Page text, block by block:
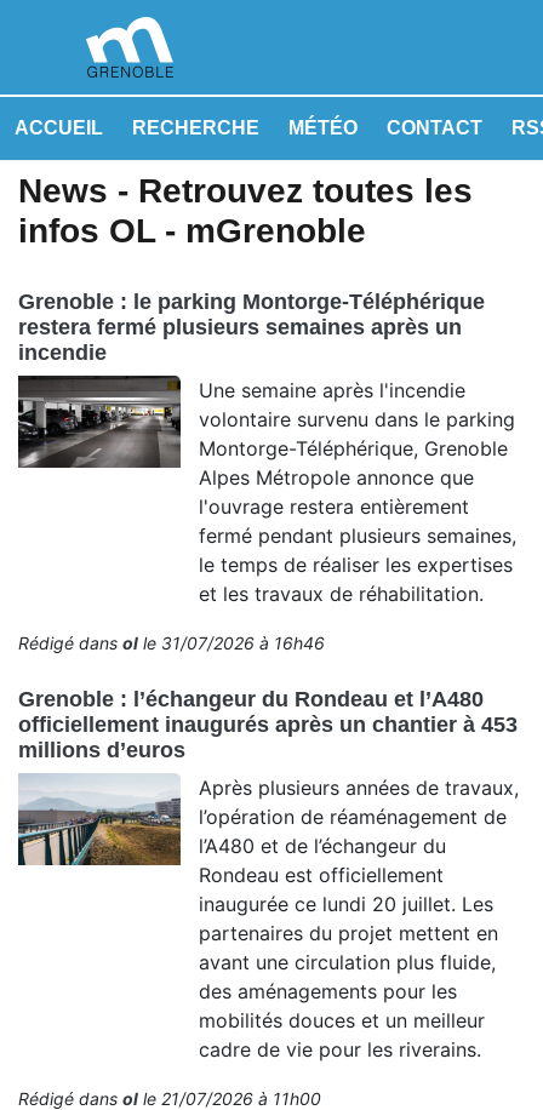
ACCUEIL RECHERCHE MÉTÉO CONTACT
News - Retrouvez toutes les
infos OL - mGrenoble
Grenoble : le parking Montorge-Téléphérique
restera fermé plusieurs semaines après un
incendie
Une semaine après l'incendie
volontaire survenu dans le parking
Montorge-Téléphérique, Grenoble
Alpes Métropole annonce que
l'ouvrage restera entièrement
fermé pendant plusieurs semaines,
le temps de réaliser les expertises
et les travaux de réhabilitation.
Rédigé dans ol le 31/07/2026 à 16h46
Grenoble : l’échangeur du Rondeau et l’A480
officiellement inaugurés après un chantier à 453
millions d’euros
Après plusieurs années de travaux,
l’opération de réaménagement de
l’A480 et de l’échangeur du
Rondeau est officiellement
inaugurée ce lundi 20 juillet. Les
partenaires du projet mettent en
avant une circulation plus fluide,
des aménagements pour les
mobilités douces et un meilleur
cadre de vie pour les riverains.
Rédigé dans ol le 21/07/2026 à 11h00